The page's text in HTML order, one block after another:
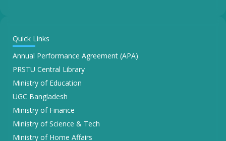
Quick Links
Annual Performance Agreement (APA)
PRSTU Central Library
Ministry of Education
UGC Bangladesh
Ministry of Finance
Ministry of Science & Tech
Ministry of Home Affairs